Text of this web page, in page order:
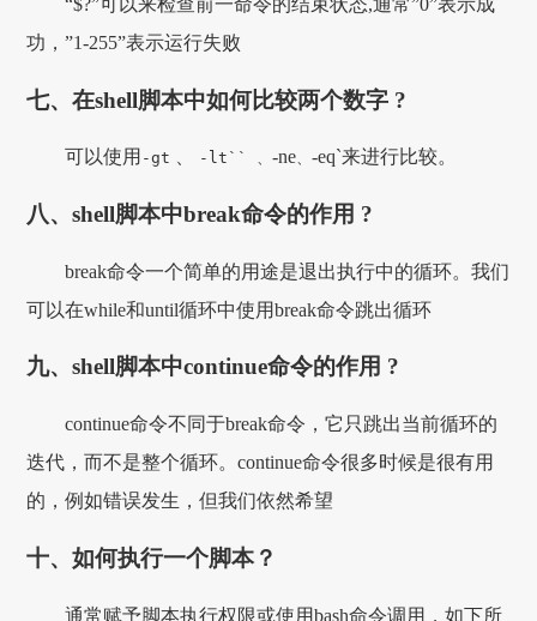
功，”1-255”表示运行失败
七、在shell脚本中如何比较两个数字 ?
可以使用 -gt -lt`` 、-ne、-eq`来进行比较。
八、shell脚本中break命令的作用 ?
break命令一个简单的用途是退出执行中的循环。我们
可以在while和until循环中使用break命令跳出循环
九、shell脚本中continue命令的作用 ?
continue命令不同于break命令，它只跳出当前循环的
迭代，而不是整个循环。continue命令很多时候是很有用
的，例如错误发生，但我们依然希望
十、如何执行一个脚本？
通常赋予脚本执行权限或使用bash命令调用，如下所